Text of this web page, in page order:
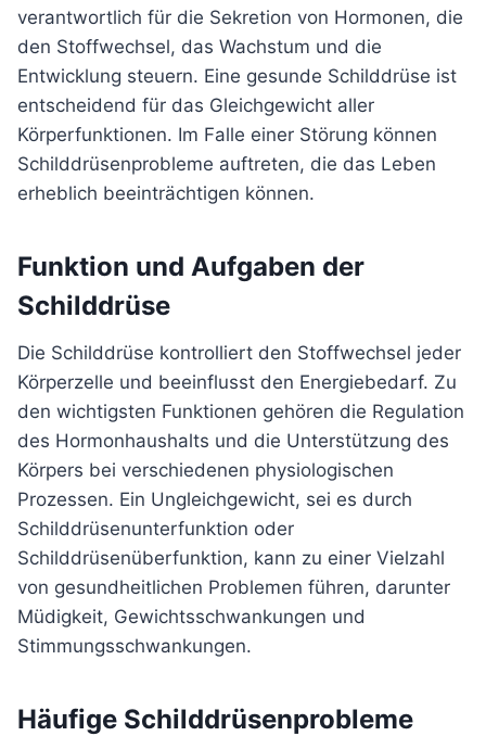
verantwortlich für die Sekretion von Hormonen, die
den Stoffwechsel, das Wachstum und die
Entwicklung steuern. Eine gesunde Schilddrüse ist
entscheidend für das Gleichgewicht aller
Körperfunktionen. Im Falle einer Störung können
Schilddrüsenprobleme auftreten, die das Leben
erheblich beeinträchtigen können.
Funktion und Aufgaben der
Schilddrüse
Die Schilddrüse kontrolliert den Stoffwechsel jeder
Körperzelle und beeinflusst den Energiebedarf. Zu
den wichtigsten Funktionen gehören die Regulation
des Hormonhaushalts und die Unterstützung des
Körpers bei verschiedenen physiologischen
Prozessen. Ein Ungleichgewicht, sei es durch
Schilddrüsenunterfunktion oder
Schilddrüsenüberfunktion, kann zu einer Vielzahl
von gesundheitlichen Problemen führen, darunter
Müdigkeit, Gewichtsschwankungen und
Stimmungsschwankungen.
Häufige Schilddrüsenprobleme